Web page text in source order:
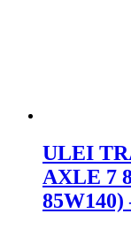
ULEI
AXLE 7
85W140)